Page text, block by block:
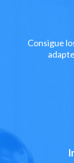
Consigue